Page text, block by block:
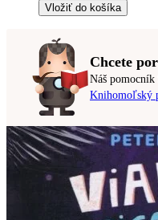
Vložiť do košíka
Chcete
Náš
Knihomoľský